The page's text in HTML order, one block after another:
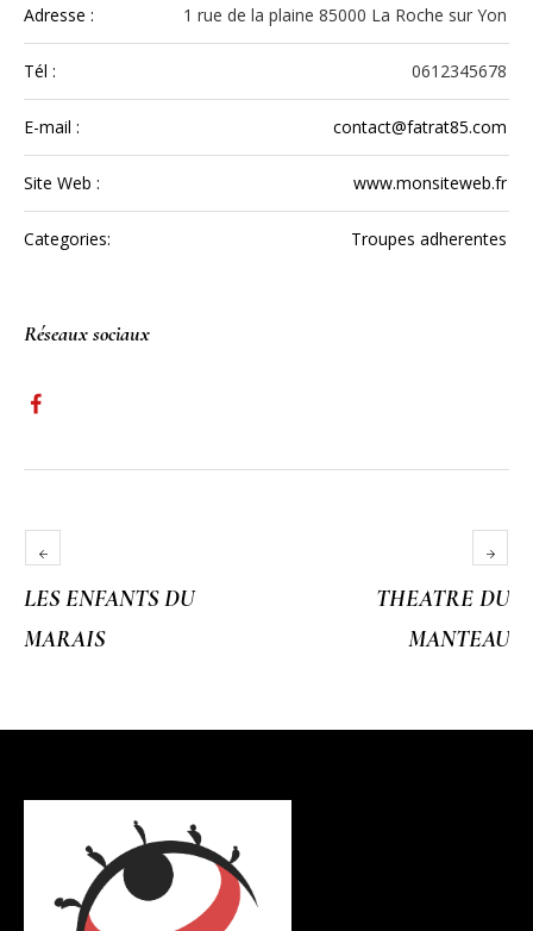
Adresse : 1 rue de la plaine 85000 La Roche sur Yon
Tél : 0612345678
E-mail : contact@fatrat85.com
Site Web : www.monsiteweb.fr
Categories: Troupes adherentes
Réseaux sociaux
LES ENFANTS DU
MARAIS
THEATRE DU
MANTEAU